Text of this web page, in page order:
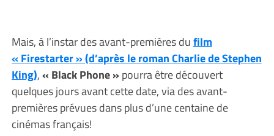
Mais, à l’instar des avant-premières dufilm
« Firestarter » (d’après le roman Charlie de Stephen
King),« Black Phone » pourra être découvert
quelques jours avant cette date, via des avant-
premières prévues dans plus d’une centaine de
cinémas français!